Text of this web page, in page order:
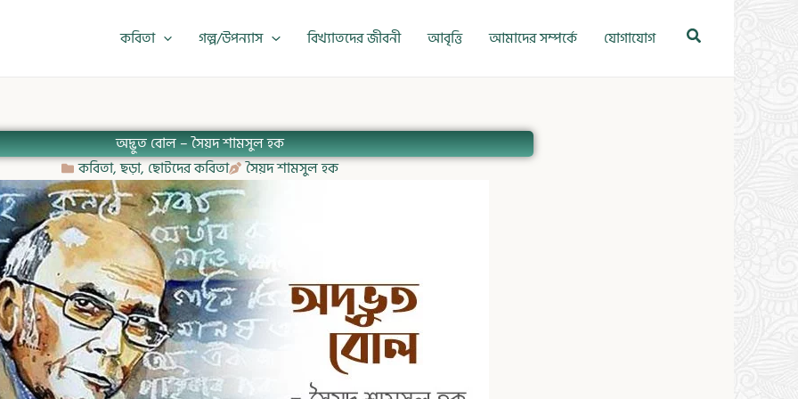
কবিতা গল্প/উপন্যাস বিখ্যাতদের জীবনী আবৃত্তি আমাদের সম্পর্কে যোগাযোগ Search
অদ্ভুত বোল – সৈয়দ শামসুল হক
কবিতা,ছড়া, ছোটদের কবিতা সৈয়দ শামসুল হক